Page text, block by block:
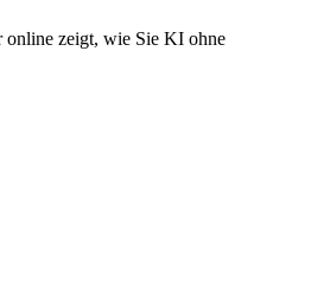
online zeigt, wie Sie KI ohne